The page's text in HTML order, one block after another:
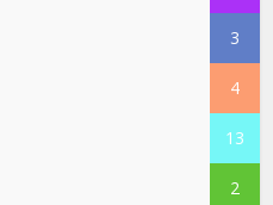
3
4
13
2